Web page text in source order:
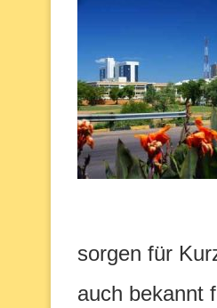
sorgen für
auch bekannt